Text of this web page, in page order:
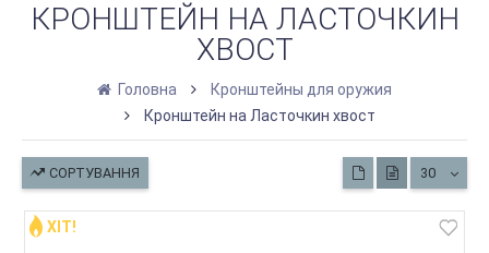
КРОНШТЕЙН НА ЛАСТОЧКИН
ХВОСТ
Головна
Кронштейны для оружия
Кронштейн на Ласточкин хвост
СОРТУВАННЯ 30
ХІТ!